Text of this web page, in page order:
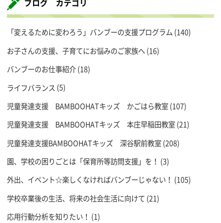
ブログ カテゴリ
「変えるために変わろう」バンブーの支援プログラム(140)
お子さんの支援、子育てにお悩みのご家族へ(16)
バンブーのお仕事紹介(18)
ライフバランス (5)
児童発達支援 BAMBOOHATキッズ かごはら教室(107)
児童発達支援 BAMBOOHATキッズ 本庄早稲田教室(21)
児童発達支援BAMBOOHATキッズ 深谷駅前教室(208)
園、学校の困りごとは「保育所等訪問支援」を！ (3)
外出、イベント☆楽しくなければバンブーじゃない！ (105)
学校卒業後の生活、将来の社会生活に向けて (21)
応用行動分析を知りたい！ (1)